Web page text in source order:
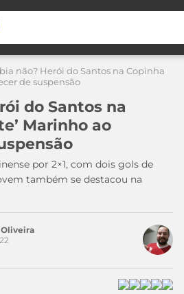
não? Herói do Santos na Copinha
de suspensão
do Santos na
Marinho ao
por 2×1, com dois gols de
também se destacou na
autor